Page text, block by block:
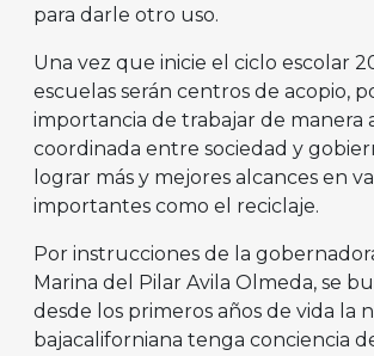
para darle otro uso.
Una vez que inicie el ciclo escolar
escuelas serán centros de acopio,
importancia de trabajar de manera
coordinada entre sociedad y
lograr más y mejores alcances en
importantes como el reciclaje.
Por instrucciones de la
Marina del Pilar Avila Olmeda, se
desde los primeros años de vida la
bajacaliforniana tenga conciencia